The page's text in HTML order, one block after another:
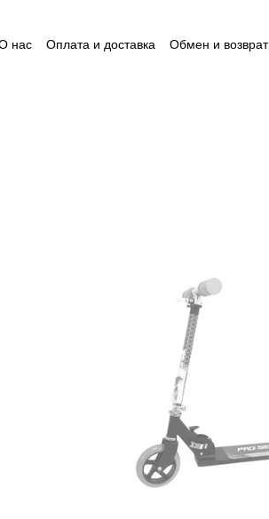
нас Оплата и доставка Обмен и возврат